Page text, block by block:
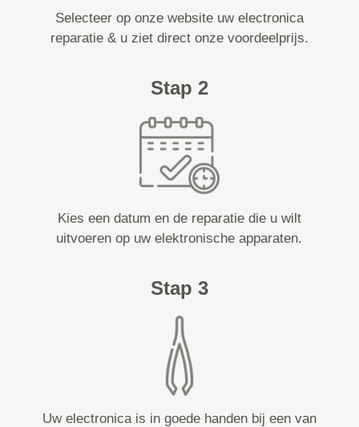
Selecteer op onze website uw electronica
reparatie & u ziet direct onze voordeelprijs.
Stap 2
Kies een datum en de reparatie die u wilt
uitvoeren op uw elektronische apparaten.
Stap 3
Uw electronica is in goede handen bij een van